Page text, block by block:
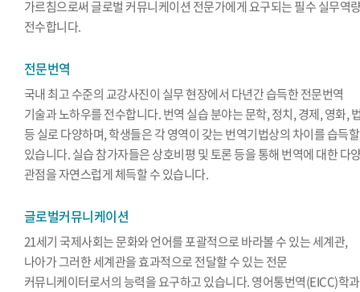
가르침으로써 글로벌 커뮤니케이션 전문가에게 요구되는 필수 실무역
전수합니다.
전문번역
국내 최고 수준의 교강사진이 실무 현장에서 다년간 습득한 전문번역
기술과 노하우를 전수합니다. 번역 실습 분야는 문학, 정치, 경제, 영화,
등 실로 다양하며, 학생들은 각 영역이 갖는 번역기법상의 차이를 습득
있습니다. 실습 참가자들은 상호비평 및 토론 등을 통해 번역에 대한 다
관점을 자연스럽게 체득할 수 있습니다.
글로벌커뮤니케이션
21세기 국제사회는 문화와 언어를 포괄적으로 바라볼 수 있는 세계관,
나아가 그러한 세계관을 효과적으로 전달할 수 있는 전문
커뮤니케이터로서의 능력을 요구하고 있습니다. 영어통번역(EICC)학